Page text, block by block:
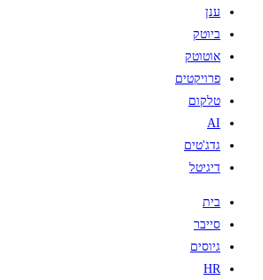
ענן
ביוטק
אוטוטק
פרויקטים
טלקום
AI
גדג'טים
דיגיטל
בית
סייבר
גיוסים
HR